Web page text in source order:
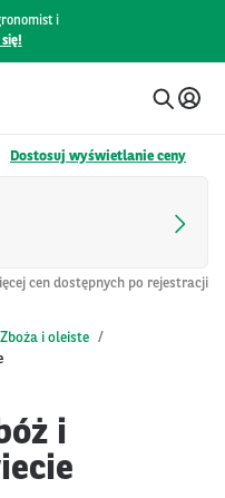
i
Dostosuj wyświetlanie ceny
cen dostępnych po rejestracji
Zboża i oleiste
i